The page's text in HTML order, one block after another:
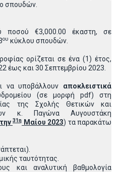
σπουδών.
ποσού €3,000.00 έκαστη, σε
ου κύκλου σπουδών.
ορίζεται σε ένα (1) έτος,
έως και 30 Σεπτεμβρίου 2023.
να υποβάλλουν αποκλειστικά
(σε μορφή pdf) στη
της Σχολής Θετικών και
κ. Παγώνα Αυγουστάκη
31η Μαίου 2023) τα παρακάτω
ταυτότητας.
και αναλυτική βαθμολογία